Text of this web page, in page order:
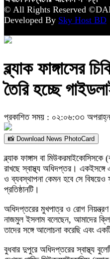
© All Rights Reserved
Developed By Sky Host BD
ব্ল্যাক ফাঙ্গাসের
তৈরি হচ্ছে
প্রকাশিত সময় : ০২:০৬:৩৩
📸 Download News PhotoCard
ব্ল্যাক ফাঙ্গাস বা
রাখছে স্বাস্থ্য অধিদপ্তর। একইসঙ্গে
ও ব্যবস্থাপনা কেমন হবে সে বিষয়েও
প্রতিষ্ঠানটি।
অধিদপ্তরের মুখপাত্র ও রোগ
নাজমুল ইসলাম বলেছেন, আমাদের
তাদের সঙ্গে আলোচনা করেছি এবং
বুধবার দুপুরে অধিদপ্তরের স্বাস্থ্য